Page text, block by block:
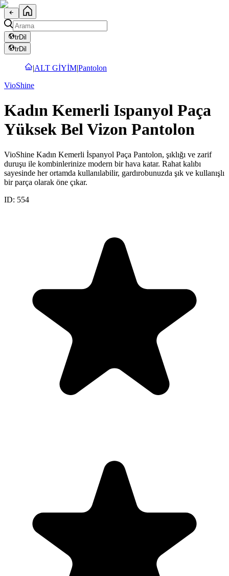
trDil
trDil
|ALT GİYİM|Pantolon
VioShine
Kadın Kemerli Ispanyol Paça
Yüksek Bel Vizon Pantolon
VioShine Kadın Kemerli İspanyol Paça Pantolon, şıklığı ve zarif
duruşu ile kombinlerinize modern bir hava katar. Rahat kalıbı
sayesinde her ortamda kullanılabilir, gardırobunuzda şık ve kullanışlı
bir parça olarak öne çıkar.
ID: 554